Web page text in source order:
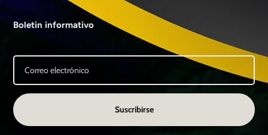
Boletin informativo
Suscribirse